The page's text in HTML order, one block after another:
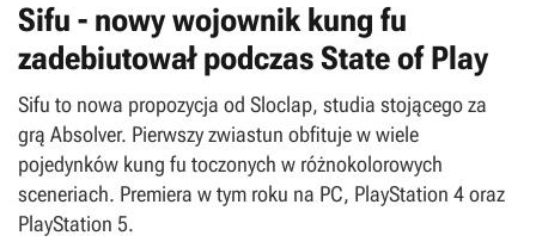
Sifu - nowy wojownik kung fu
zadebiutował podczas State of Play
Sifu to nowa propozycja od Sloclap, studia stojącego za
grą Absolver. Pierwszy zwiastun obfituje w wiele
pojedynków kung fu toczonych w różnokolorowych
sceneriach. Premiera w tym roku na PC, PlayStation 4 oraz
PlayStation 5.